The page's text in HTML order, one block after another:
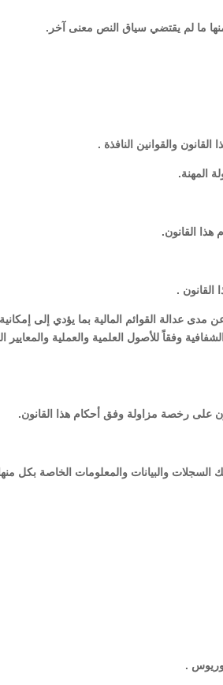
والقوانين النافذة .
المهنة.
القانون.
.
عدالة القوائم المالية بما يؤدي إلى إمكانية
وفقاً للأصول العلمية والعملية والمعايير
والبيانات والمعلومات الخاصة بكل